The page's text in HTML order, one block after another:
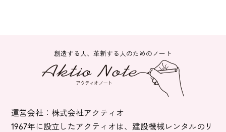
創造する人、革新する人のためのノート
運営会社：株式会社アクティオ
1967年に設立したアクティオは、建設機械レンタルのリ